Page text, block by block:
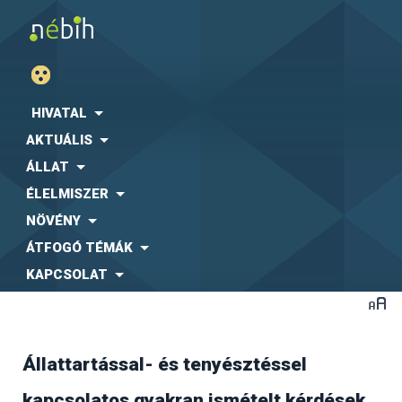
HIVATAL
AKTUÁLIS
ÁLLAT
ÉLELMISZER
NÖVÉNY
ÁTFOGÓ TÉMÁK
KAPCSOLAT
Állattartással- és tenyésztéssel
A jelenlegi ellátó rendszer az un. egy beszállítós